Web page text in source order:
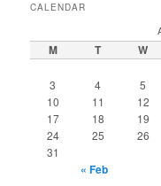
CALENDAR
M T W
3
4 5
10
11 12
17
18 19
24
25 26
31
« Feb